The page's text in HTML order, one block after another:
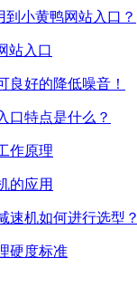
到小黄鸭网站入口？
站入口
良好的降低噪音！
口特点是什么？
作原理
的应用
速机如何进行选型？
硬度标准